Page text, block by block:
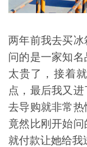
两年前我去买
问的是一家知
太贵了，接着
点，最后我又
去导购就非常热
竟然比刚开始
就付款让她给我